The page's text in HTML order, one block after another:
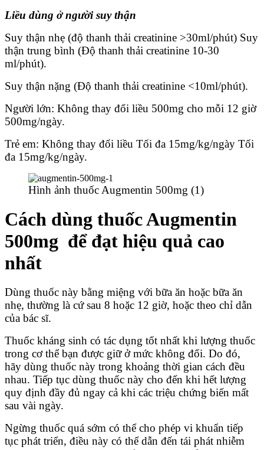
Liều dùng ở người suy thận
Suy thận nhẹ (độ thanh thải creatinine >30ml/phút) Suy
thận trung bình (Độ thanh thải creatinine 10-30
ml/phút).
Suy thận nặng (Độ thanh thải creatinine <10ml/phút).
Người lớn: Không thay đổi liều 500mg cho mỗi 12 giờ
500mg/ngày.
Trẻ em: Không thay đổi liều Tối đa 15mg/kg/ngày Tối
đa 15mg/kg/ngày.
Hình ảnh thuốc Augmentin 500mg (1)
Cách dùng thuốc Augmentin
500mg để đạt hiệu quả cao
nhất
Dùng thuốc này bằng miệng với bữa ăn hoặc bữa ăn
nhẹ, thường là cứ sau 8 hoặc 12 giờ, hoặc theo chỉ dẫn
của bác sĩ.
Thuốc kháng sinh có tác dụng tốt nhất khi lượng thuốc
trong cơ thể bạn được giữ ở mức không đổi. Do đó,
hãy dùng thuốc này trong khoảng thời gian cách đều
nhau. Tiếp tục dùng thuốc này cho đến khi hết lượng
quy định đầy đủ ngay cả khi các triệu chứng biến mất
sau vài ngày.
Ngừng thuốc quá sớm có thể cho phép vi khuẩn tiếp
tục phát triển, điều này có thể dẫn đến tái phát nhiễm